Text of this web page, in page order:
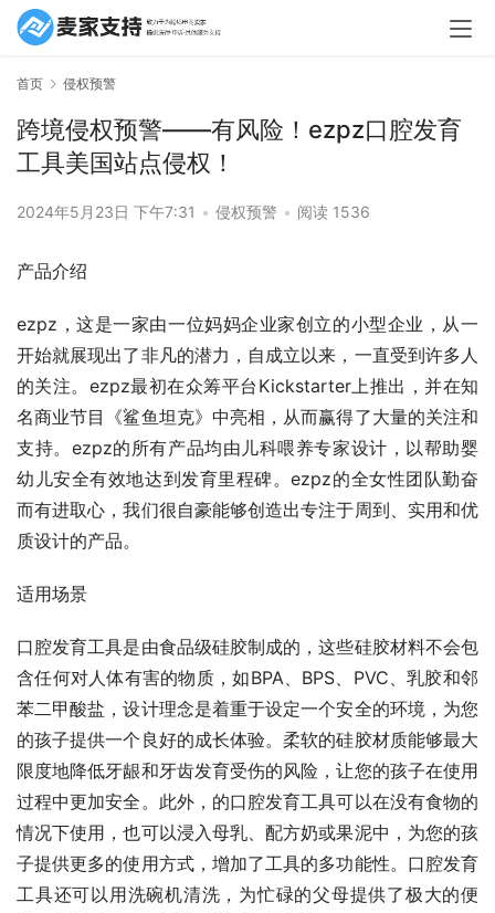
首页 侵权预警
跨境侵权预警——有风险！ezpz口腔发育
工具美国站点侵权！
2024年5月23日 下午7:31 • 侵权预警 • 阅读 1536
产品介绍
ezpz，这是一家由一位妈妈企业家创立的小型企业，从一
开始就展现出了非凡的潜力，自成立以来，一直受到许多人
的关注。ezpz最初在众筹平台Kickstarter上推出，并在知
名商业节目《鲨鱼坦克》中亮相，从而赢得了大量的关注和
支持。ezpz的所有产品均由儿科喂养专家设计，以帮助婴
幼儿安全有效地达到发育里程碑。ezpz的全女性团队勤奋
而有进取心，我们很自豪能够创造出专注于周到、实用和优
质设计的产品。
适用场景
口腔发育工具是由食品级硅胶制成的，这些硅胶材料不会包
含任何对人体有害的物质，如BPA、BPS、PVC、乳胶和邻
苯二甲酸盐，设计理念是着重于设定一个安全的环境，为您
的孩子提供一个良好的成长体验。柔软的硅胶材质能够最大
限度地降低牙龈和牙齿发育受伤的风险，让您的孩子在使用
过程中更加安全。此外，的口腔发育工具可以在没有食物的
情况下使用，也可以浸入母乳、配方奶或果泥中，为您的孩
子提供更多的使用方式，增加了工具的多功能性。口腔发育
工具还可以用洗碗机清洗，为忙碌的父母提供了极大的便